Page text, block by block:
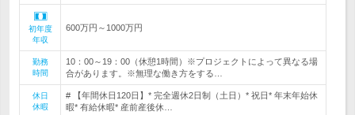
初年度
年収
600万円～1000万円
勤務
時間
10：00～19：00（休憩1時間）※プロジェクトによって異なる場
合があります。※無理な働き方をする…
休日
休暇
# 【年間休日120日】* 完全週休2日制（土日）* 祝日* 年末年始休
暇* 有給休暇* 産前産後休…